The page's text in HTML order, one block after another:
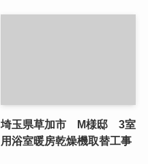
埼玉県草加市 M様邸 3室
用浴室暖房乾燥機取替工事